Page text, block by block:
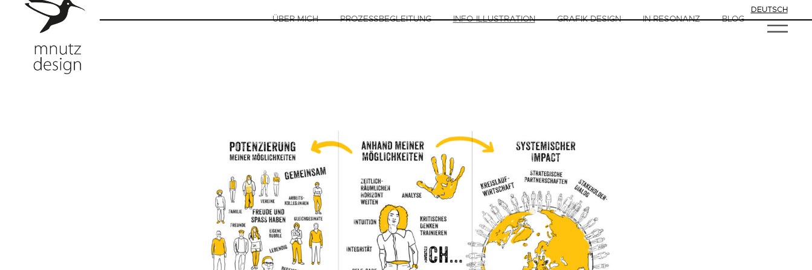
DEUTSCH
ÜBER MICH PROZESSBEGLEITUNG INFO-ILLUSTRATION GRAFIK-DESIGN IN RESONANZ BLOG